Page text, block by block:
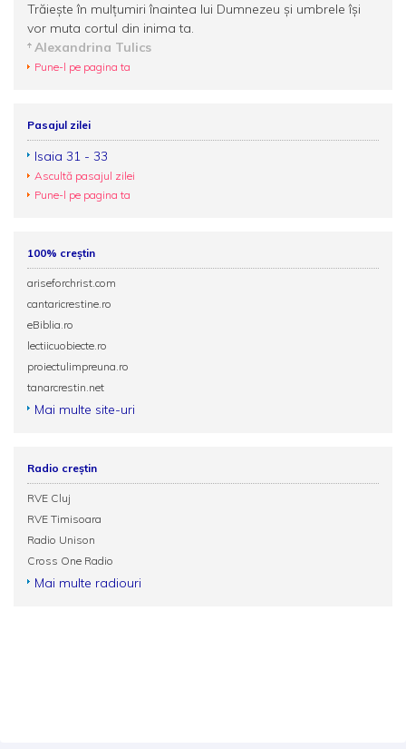
Trăiește în mulțumiri înaintea lui Dumnezeu și umbrele își
vor muta cortul din inima ta.
Alexandrina Tulics
Pune-l pe pagina ta
Pasajul zilei
Isaia 31 - 33
Ascultă pasajul zilei
Pune-l pe pagina ta
100% creștin
ariseforchrist.com
cantaricrestine.ro
eBiblia.ro
lectiicuobiecte.ro
proiectulimpreuna.ro
tanarcrestin.net
Mai multe site-uri
Radio creștin
RVE Cluj
RVE Timisoara
Radio Unison
Cross One Radio
Mai multe radiouri